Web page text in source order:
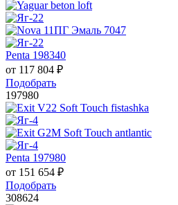
Penta 198340
от 117 804 ₽
Подобрать
197980
Penta 197980
от 151 654 ₽
Подобрать
308624